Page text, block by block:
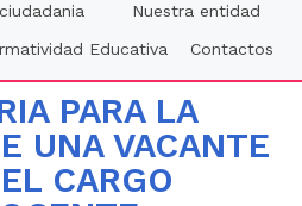
Nuestra entidad
Educativa Contactos
PARA LA
UNA VACANTE
CARGO